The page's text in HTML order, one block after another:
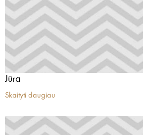
Jūra
Skaityti daugiau